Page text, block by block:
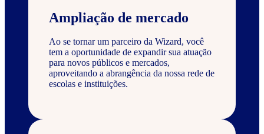
Ampliação de mercado
Ao se tornar um parceiro da Wizard, você
tem a oportunidade de expandir sua atuação
para novos públicos e mercados,
aproveitando a abrangência da nossa rede de
escolas e instituições.